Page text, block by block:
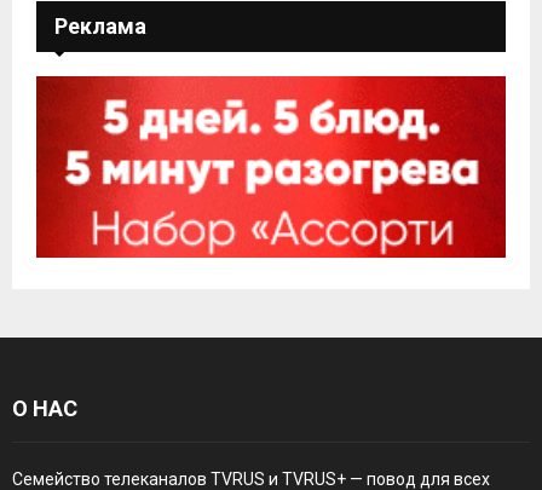
Реклама
О НАС
Семейство телеканалов TVRUS и TVRUS+ — повод для всех